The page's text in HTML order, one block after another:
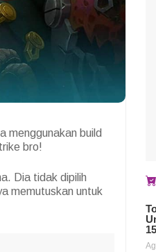
menggunakan build
bro!
Dia tidak dipilih
memutuskan untuk